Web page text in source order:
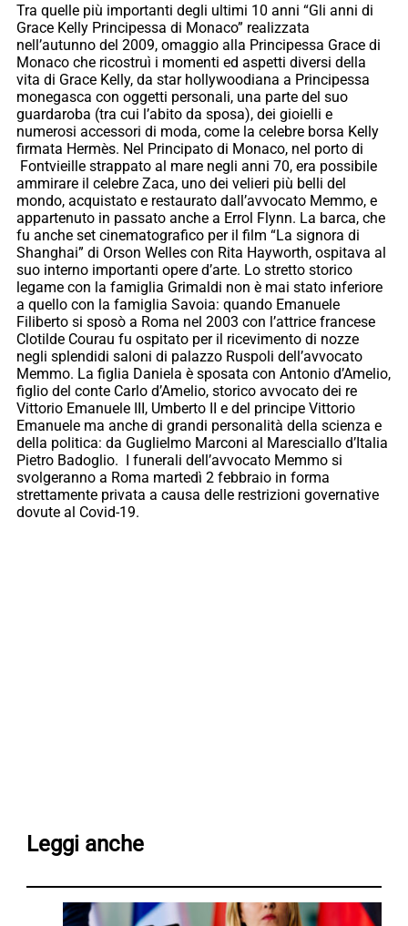
Tra quelle più importanti degli ultimi 10 anni “Gli anni di
Grace Kelly Principessa di Monaco” realizzata
nell’autunno del 2009, omaggio alla Principessa Grace di
Monaco che ricostruì i momenti ed aspetti diversi della
vita di Grace Kelly, da star hollywoodiana a Principessa
monegasca con oggetti personali, una parte del suo
guardaroba (tra cui l’abito da sposa), dei gioielli e
numerosi accessori di moda, come la celebre borsa Kelly
firmata Hermès. Nel Principato di Monaco, nel porto di
Fontvieille strappato al mare negli anni 70, era possibile
ammirare il celebre Zaca, uno dei velieri più belli del
mondo, acquistato e restaurato dall’avvocato Memmo, e
appartenuto in passato anche a Errol Flynn. La barca, che
fu anche set cinematografico per il film “La signora di
Shanghai” di Orson Welles con Rita Hayworth, ospitava al
suo interno importanti opere d’arte. Lo stretto storico
legame con la famiglia Grimaldi non è mai stato inferiore
a quello con la famiglia Savoia: quando Emanuele
Filiberto si sposò a Roma nel 2003 con l’attrice francese
Clotilde Courau fu ospitato per il ricevimento di nozze
negli splendidi saloni di palazzo Ruspoli dell’avvocato
Memmo. La figlia Daniela è sposata con Antonio d’Amelio,
figlio del conte Carlo d’Amelio, storico avvocato dei re
Vittorio Emanuele III, Umberto II e del principe Vittorio
Emanuele ma anche di grandi personalità della scienza e
della politica: da Guglielmo Marconi al Maresciallo d’Italia
Pietro Badoglio. I funerali dell’avvocato Memmo si
svolgeranno a Roma martedì 2 febbraio in forma
strettamente privata a causa delle restrizioni governative
dovute al Covid-19.
Leggi anche